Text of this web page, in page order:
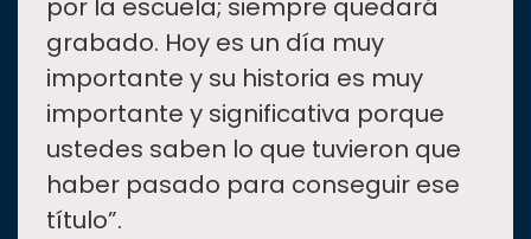
por la escuela; siempre quedará
grabado. Hoy es un día muy
importante y su historia es muy
importante y significativa porque
ustedes saben lo que tuvieron que
haber pasado para conseguir ese
título”.